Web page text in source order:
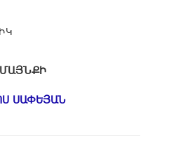
ՍԱՓԵՅԱՆ